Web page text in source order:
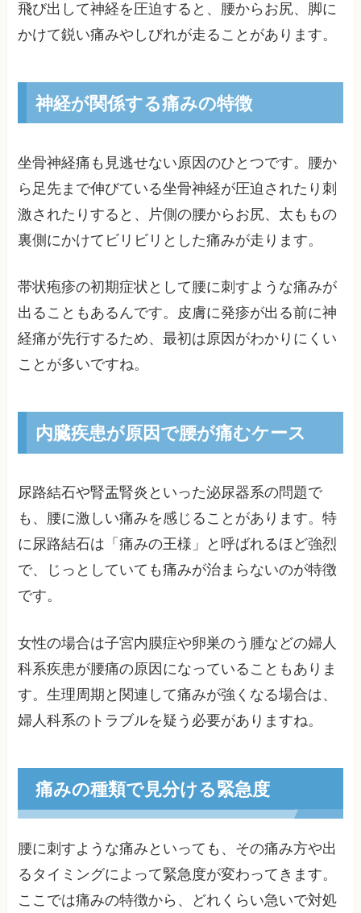
飛び出して神経を圧迫すると、腰からお尻、脚に
かけて鋭い痛みやしびれが走ることがあります。
神経が関係する痛みの特徴
坐骨神経痛も見逃せない原因のひとつです。腰か
ら足先まで伸びている坐骨神経が圧迫されたり刺
激されたりすると、片側の腰からお尻、太ももの
裏側にかけてビリビリとした痛みが走ります。
帯状疱疹の初期症状として腰に刺すような痛みが
出ることもあるんです。皮膚に発疹が出る前に神
経痛が先行するため、最初は原因がわかりにくい
ことが多いですね。
内臓疾患が原因で腰が痛むケース
尿路結石や腎盂腎炎といった泌尿器系の問題で
も、腰に激しい痛みを感じることがあります。特
に尿路結石は「痛みの王様」と呼ばれるほど強烈
で、じっとしていても痛みが治まらないのが特徴
です。
女性の場合は子宮内膜症や卵巣のう腫などの婦人
科系疾患が腰痛の原因になっていることもありま
す。生理周期と関連して痛みが強くなる場合は、
婦人科系のトラブルを疑う必要がありますね。
痛みの種類で見分ける緊急度
腰に刺すような痛みといっても、その痛み方や出
るタイミングによって緊急度が変わってきます。
ここでは痛みの特徴から、どれくらい急いで対処